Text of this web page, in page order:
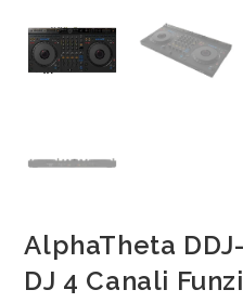
AlphaTheta
DJ 4 Canali